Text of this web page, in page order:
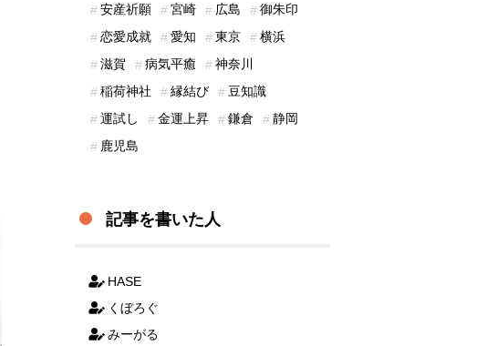
安産祈願
宮崎 広島
御朱印
恋愛成就
愛知 東京
横浜
滋賀
病気平癒
神奈川
稲荷神社
縁結び
豆知識
運試し
金運上昇 鎌倉
静岡
鹿児島
記事を書いた人
HASE
くぼろぐ
みーがる